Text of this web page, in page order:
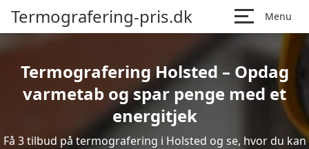
Termografering-pris.dk Menu
Termografering Holsted – Opdag
varmetab og spar penge med et
energitjek
Få 3 tilbud på termografering i Holsted og se, hvor du kan